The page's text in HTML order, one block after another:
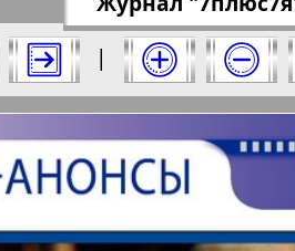
за 2013 год. Выберите
|
"7плюс7я". Номер:
2